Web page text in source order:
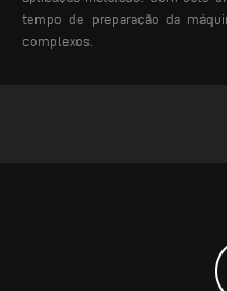
tempo de preparação da
complexos.